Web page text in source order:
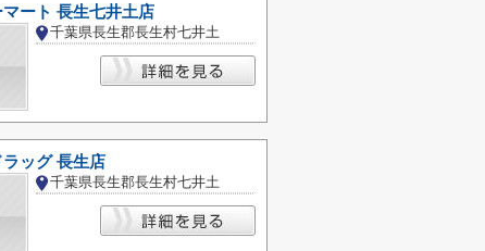
ート 長生七井土店
千葉県長生郡長生村七井土
ッグ 長生店
千葉県長生郡長生村七井土